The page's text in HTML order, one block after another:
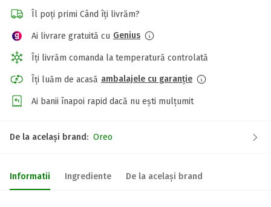
Îl poți primi Când îți livrăm?
Ai livrare gratuită cu Genius
Îți livrăm comanda la temperatură controlată
Îți luăm de acasă ambalajele cu garanție
Ai banii înapoi rapid dacă nu ești mulțumit
De la același brand: Oreo
Informatii Ingrediente De la același brand